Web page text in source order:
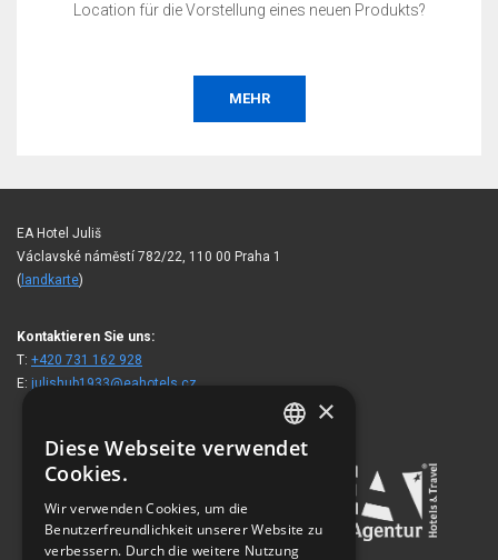
Location für die Vorstellung eines neuen Produkts?
MEHR
EA Hotel Juliš
Václavské náměstí 782/22, 110 00 Praha 1
( landkarte)
Kontaktieren Sie uns:
T: +420 731 162 928
E: julishub1933@eahotels.cz
CZECH
GERMAN
×
Diese Webseite verwendet
Cookies.
Wir verwenden Cookies, um die
Benutzerfreundlichkeit unserer Website zu
verbessern. Durch die weitere Nutzung